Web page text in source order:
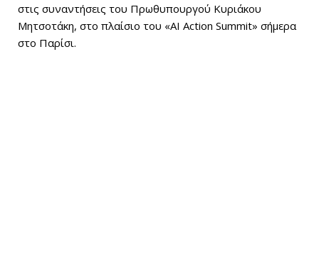
στις συναντήσεις του Πρωθυπουργού Κυριάκου
Μητσοτάκη, στο πλαίσιο του «AI Action Summit» σήμερα
στο Παρίσι.